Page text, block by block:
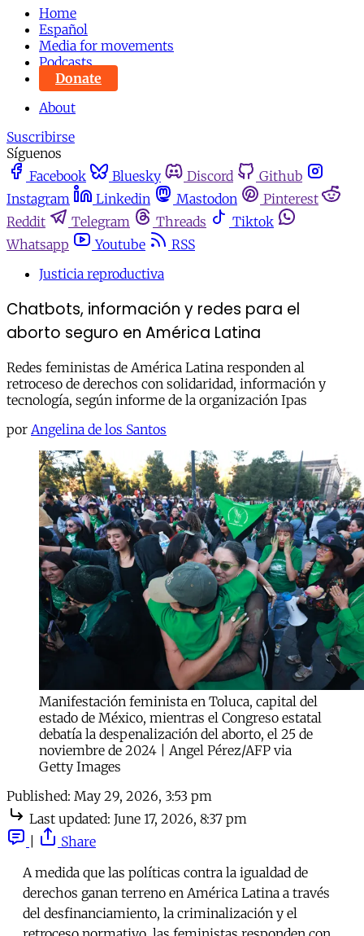
Home
Español
Media for movements
Podcasts
Donate
About
Suscribirse
Síguenos
Facebook
Bluesky Discord
Github
Instagram
Linkedin Mastodon
Pinterest
Reddit
Telegram Threads
Tiktok
Whatsapp
Youtube
RSS
Justicia reproductiva
Chatbots, información y redes para el
aborto seguro en América Latina
Redes feministas de América Latina responden al
retroceso de derechos con solidaridad, información y
tecnología, según informe de la organización Ipas
por Angelina de los Santos
Manifestación feminista en Toluca, capital del
estado de México, mientras el Congreso estatal
debatía la despenalización del aborto, el 25 de
noviembre de 2024 | Angel Pérez/AFP via
Getty Images
Published: May 29, 2026, 3:53 pm
Last updated: June 17, 2026, 8:37 pm
Share
A medida que las políticas contra la igualdad de
derechos ganan terreno en América Latina a través
del desfinanciamiento, la criminalización y el